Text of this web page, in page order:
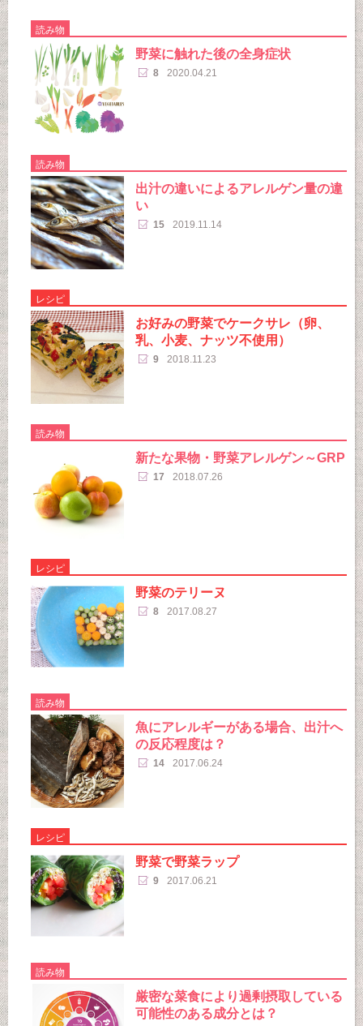
読み物
野菜に触れた後の全身症状
8 2020.04.21
読み物
出汁の違いによるアレルゲン量の違
い
15 2019.11.14
レシピ
お好みの野菜でケークサレ（卵、
乳、小麦、ナッツ不使用）
9 2018.11.23
読み物
新たな果物・野菜アレルゲン～GRP
17 2018.07.26
レシピ
野菜のテリーヌ
8 2017.08.27
読み物
魚にアレルギーがある場合、出汁へ
の反応程度は？
14 2017.06.24
レシピ
野菜で野菜ラップ
9 2017.06.21
読み物
厳密な菜食により過剰摂取している
可能性のある成分とは？